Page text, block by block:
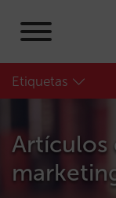
Etiquetas
Artículos